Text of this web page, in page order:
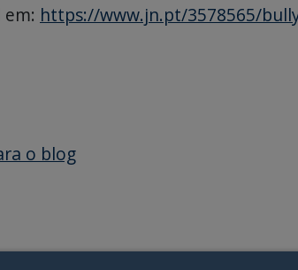
https://www.jn.pt/3578565/
o blog